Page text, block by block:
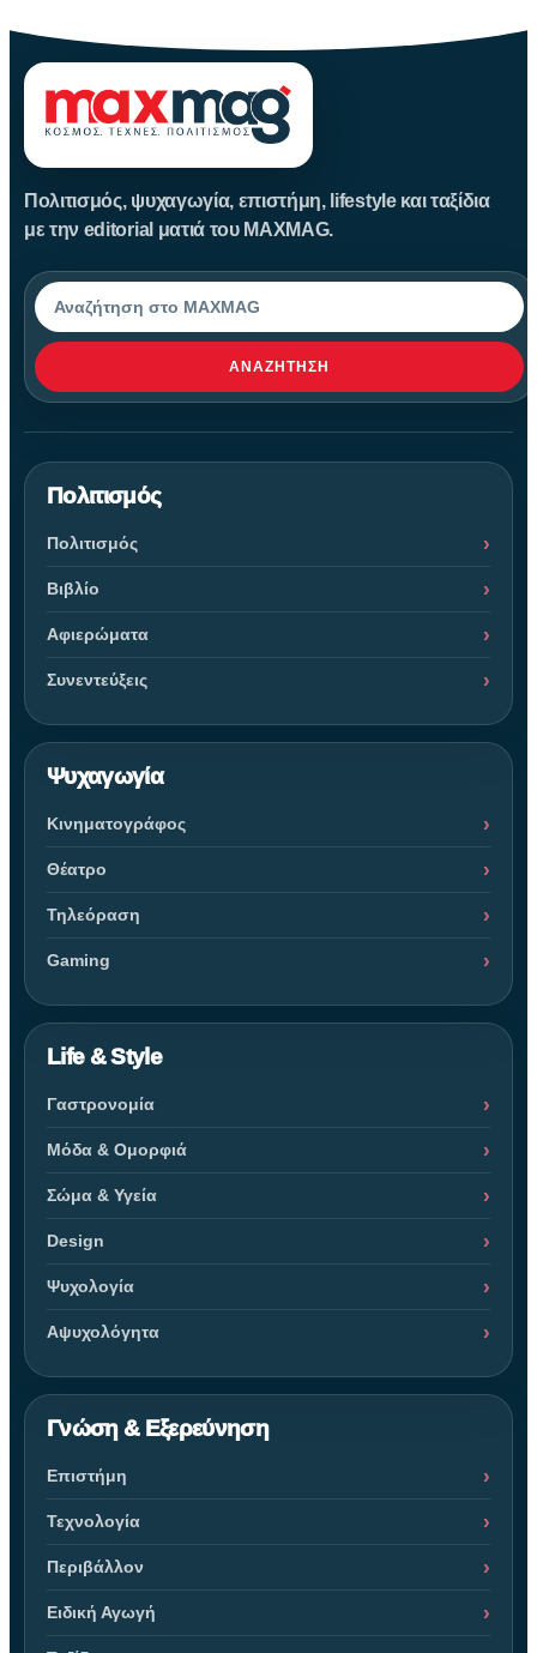
Πολιτισμός, ψυχαγωγία, επιστήμη, lifestyle και ταξίδια
με την editorial ματιά του MAXMAG.
Αναζήτηση
ΑΝΑΖΉΤΗΣΗ
Πολιτισμός
Πολιτισμός
Βιβλίο
Αφιερώματα
Συνεντεύξεις
Ψυχαγωγία
Κινηματογράφος
Θέατρο
Τηλεόραση
Gaming
Life & Style
Γαστρονομία
Μόδα & Ομορφιά
Σώμα & Υγεία
Design
Ψυχολογία
Αψυχολόγητα
Γνώση & Εξερεύνηση
Επιστήμη
Τεχνολογία
Περιβάλλον
Ειδική Αγωγή